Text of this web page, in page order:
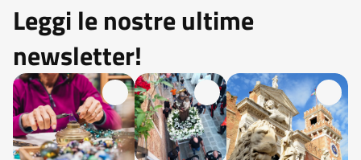
Leggi le nostre ultime
newsletter!